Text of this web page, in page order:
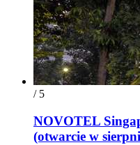
/ 5
NOVOTEL
(otwarcie w